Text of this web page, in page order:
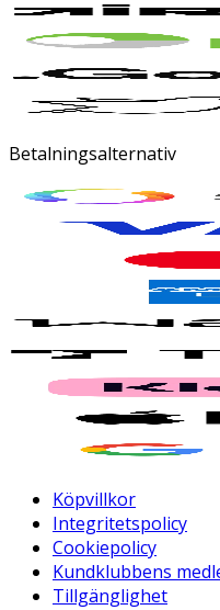
Betalningsalternativ
Köpvillkor
Integritetspolicy
Cookiepolicy
Kundklubbens
Tillgänglighet